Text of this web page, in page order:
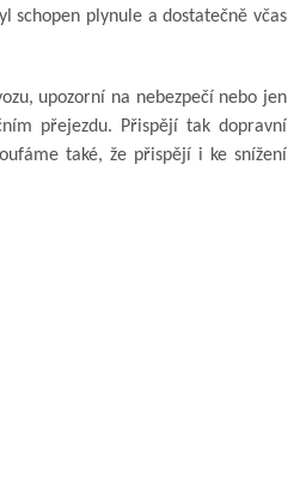
schopen plynule a dostatečně včas
upozorní na nebezpečí nebo jen
přejezdu. Přispějí tak dopravní
také, že přispějí i ke snížení